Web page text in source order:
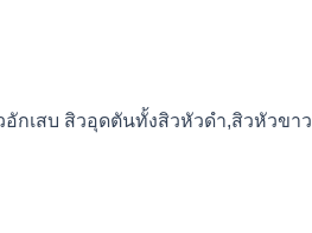
กเสบ สิวอุดตันทั้งสิวหัวดำ,สิวหัวขาว